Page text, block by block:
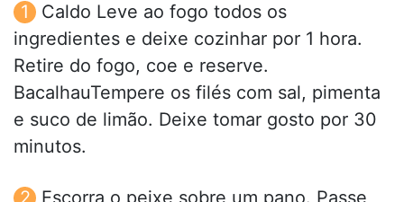
Caldo Leve ao fogo todos os
ingredientes e deixe cozinhar por 1 hora.
Retire do fogo, coe e reserve.
BacalhauTempere os filés com sal, pimenta
e suco de limão. Deixe tomar gosto por 30
minutos.